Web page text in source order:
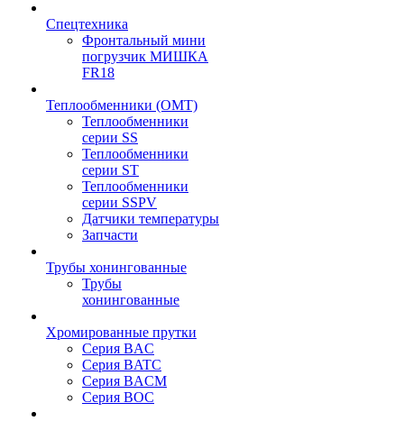
Спецтехника
Фронтальный мини
погрузчик МИШКА
FR18
Теплообменники (OMT)
Теплообменники
серии SS
Теплообменники
серии ST
Теплообменники
серии SSPV
Датчики температуры
Запчасти
Трубы хонингованные
Трубы
хонингованные
Хромированные прутки
Серия BAC
Серия BATC
Серия BACM
Серия BOC